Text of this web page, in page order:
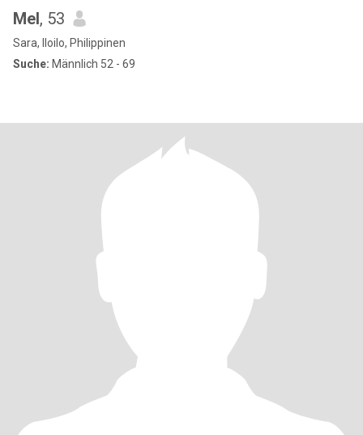
Mel, 53
Sara, Iloilo, Philippinen
Suche: Männlich 52 - 69